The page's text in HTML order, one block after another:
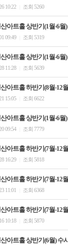
10:22 조회 5260
아트홀 상반기(1월-6월
09:49 조회 5319
아트홀 상반기(1월-6월
11:28 조회 5639
아트홀 하반기(8월-12
15:05 조회 6622
아트홀 상반기(1월-6월
09:54 조회 7779
아트홀 하반기(7월-12
16:29 조회 5818
아트홀 하반기(7월-12
11:01 조회 6368
아트홀 하반기(7월-12
10:18 조회 5870
아트홀 상반기(6월) 수